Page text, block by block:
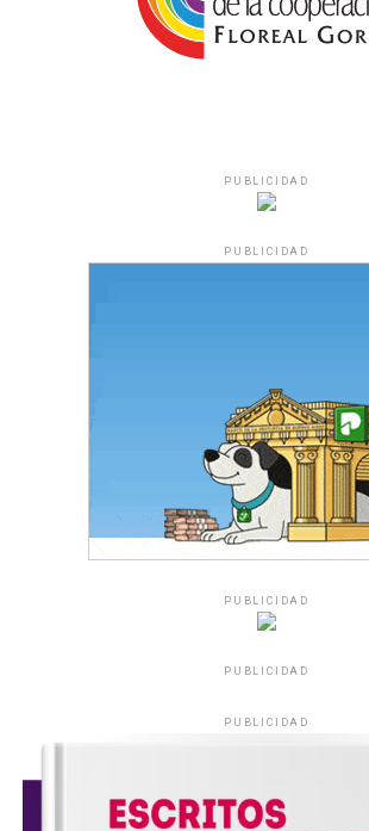
PUBLICIDAD
PUBLICIDAD
PUBLICIDAD
PUBLICIDAD
PUBLICIDAD